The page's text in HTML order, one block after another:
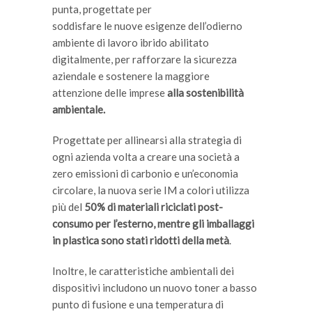
punta, progettate per
soddisfare le nuove esigenze dell’odierno
ambiente di lavoro ibrido abilitato
digitalmente, per rafforzare la sicurezza
aziendale e sostenere la maggiore
attenzione delle impresealla sostenibilità
ambientale.
Progettate per allinearsi alla strategia di
ogni azienda volta a creare una società a
zero emissioni di carbonio e un’economia
circolare, la nuova serie IM a colori utilizza
più del 50% di materiali riciclati post-
consumo per l’esterno, mentre gli imballaggi
in plastica sono stati ridotti della metà.
Inoltre, le caratteristiche ambientali dei
dispositivi includono un nuovo toner a basso
punto di fusione e una temperatura di